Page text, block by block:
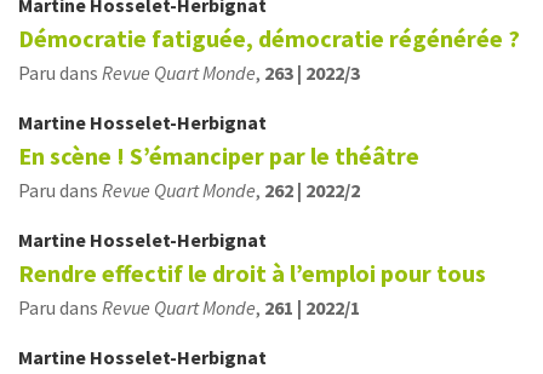
Martine Hosselet-Herbignat
Démocratie fatiguée, démocratie régénérée ?
Paru dans Revue Quart Monde, 263 | 2022/3
Martine Hosselet-Herbignat
En scène ! S’émanciper par le théâtre
Paru dans Revue Quart Monde, 262 | 2022/2
Martine Hosselet-Herbignat
Rendre effectif le droit à l’emploi pour tous
Paru dans Revue Quart Monde, 261 | 2022/1
Martine Hosselet-Herbignat